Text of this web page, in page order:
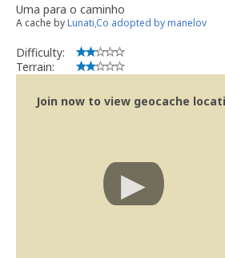
Uma para o caminho
A cache byLunati,Co adopted by manelov
Difficulty:
Terrain:
Join now to view geocache